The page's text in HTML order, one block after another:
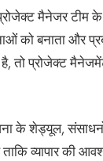
मैनेजर टीम के
को बनाता और
तो प्रोजेक्ट
के शेड्यूल,
व्यापार की